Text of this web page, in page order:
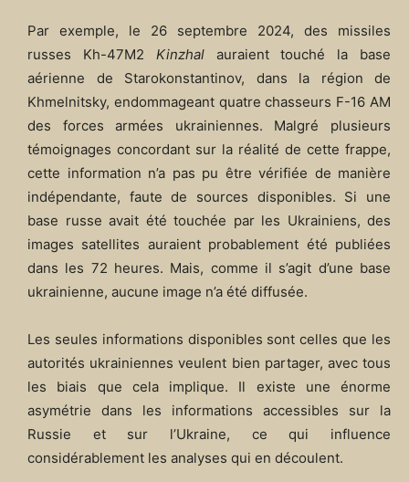
Par exemple, le 26 septembre 2024, des missiles
russes Kh-47M2 Kinzhalauraient touché la base
aérienne de Starokonstantinov, dans la région de
Khmelnitsky, endommageant quatre chasseurs F-16 AM
des forces armées ukrainiennes. Malgré plusieurs
témoignages concordant sur la réalité de cette frappe,
cette information n’a pas pu être vérifiée de manière
indépendante, faute de sources disponibles. Si une
base russe avait été touchée par les Ukrainiens, des
images satellites auraient probablement été publiées
dans les 72 heures. Mais, comme il s’agit d’une base
ukrainienne, aucune image n’a été diffusée.
Les seules informations disponibles sont celles que les
autorités ukrainiennes veulent bien partager, avec tous
les biais que cela implique. Il existe une énorme
asymétrie dans les informations accessibles sur la
Russie et sur l’Ukraine, ce qui influence
considérablement les analyses qui en découlent.